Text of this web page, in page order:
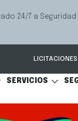
24/7 a Seguridad
LICITACIONES
SERVICIOS